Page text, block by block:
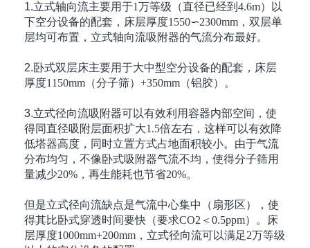
1.立式轴向流主要用于1万等级（直径已经到 4.6m）以
下空分设备的配套，床层厚度1550∽2300mm ，双层单
层均可布置，立式轴向流吸附器的气流分布最好。
2.卧式双层床主要用于大中型空分设备的配套，床层
厚度1150mm （分子筛） +350mm （铝胶）。
3.立式径向流吸附器可以有效利用容器内部空间，使
得同直径吸附层面积扩大1.5倍左右，这样可以有效降
低塔器高度，同时立置方式占地面积较小。由于气流
分布均匀，不像卧式吸附器气流不均，使得分子筛用
量减少20% ，再生能耗也节省20%。
但是立式径向流缺点是气流中心集中（扇形区），使
得其比卧式穿透时间要快（要求CO2 ＜ 0.5ppm）。床
层厚度1000mm+200mm ，立式径向流可以满足2万等级